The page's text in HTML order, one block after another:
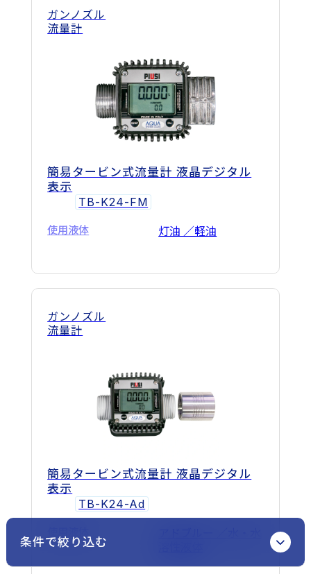
条件で絞り込む
ガンノズル
流量計
簡易タービン式流量計 液晶デジタル
表示
TB-K24-FM
使用液体 灯油 ／軽油
ガンノズル
流量計
簡易タービン式流量計 液晶デジタル
表示
TB-K24-Ad